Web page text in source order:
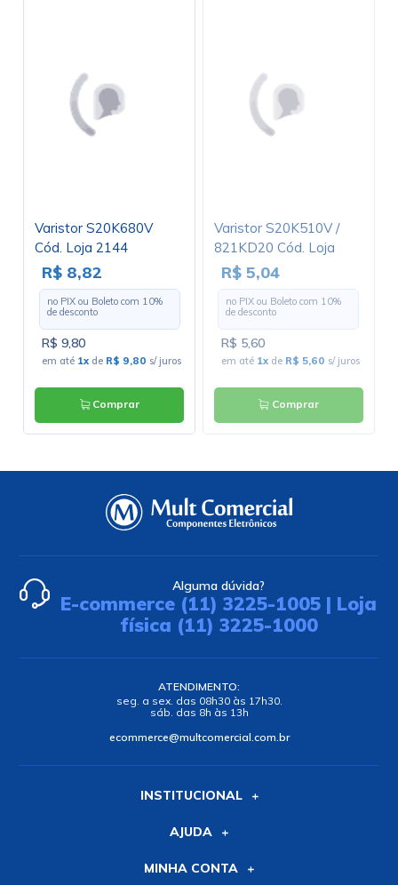
Varistor S20K680V
Cód. Loja 2144
R$ 8,82
no PIX ou Boleto com 10%
de desconto
R$ 9,80
em até 1x de R$ 9,80 s/ juros
Comprar
Varistor S20K510V /
821KD20 Cód. Loja
3884
R$ 5,04
no PIX ou Boleto com 10%
de desconto
R$ 5,60
em até 1x de R$ 5,60 s/ juros
Comprar
Alguma dúvida?
E-commerce (11) 3225-1005 | Loja
física (11) 3225-1000
ATENDIMENTO:
seg. a sex. das 08h30 às 17h30.
sáb. das 8h às 13h
ecommerce@multcomercial.com.br
INSTITUCIONAL
AJUDA
MINHA CONTA